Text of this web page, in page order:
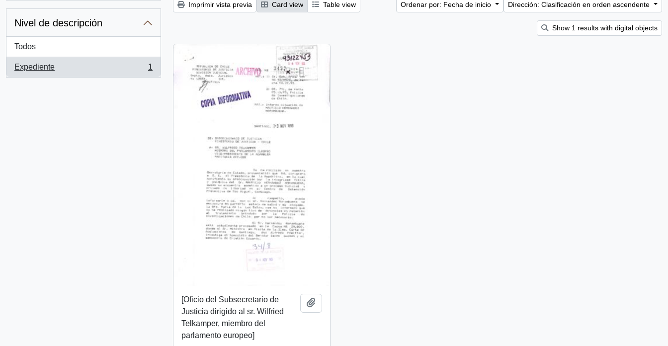
Nivel de descripción
Todos
Expediente
, 1 resultados
1
Imprimir vista previa Card view Table view Ordenar por: Fecha de inicio Dirección: Clasificación en orden ascendente
Show 1 results with digital objects
[Oficio del Subsecretario de
Justicia dirigido al sr. Wilfried
Telkamper, miembro del
parlamento europeo]